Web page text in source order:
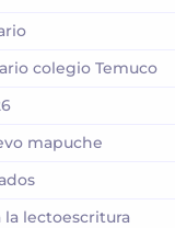
colegio Temuco
mapuche
la lectoescritura